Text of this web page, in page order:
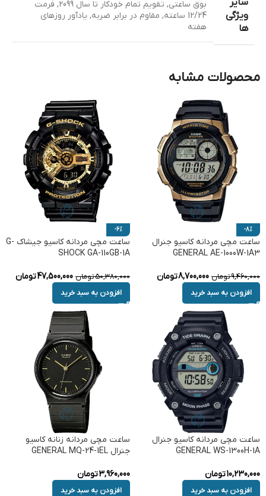
ویژگی
ها
بوق ساعتی, تقویم تمام خودکار تا سال 2099 , فرمت
12/24 ساعته
, مقاوم در برابر ضربه, یادآور روزهای
هفته
محصولات مشابه
-8%
ساعت مچی مردانه کاسیو جنرال
GENERAL AE-1000W-1A3
9,460,000تومان 8,700,000تومان
افزودن به سبد خرید
-6%
ساعت مچی مردانه کاسیو جیشاک G-
SHOCK GA-110GB-1A
50,380,000تومان 47,500,000تومان
افزودن به سبد خرید
ساعت مچی مردانه کاسیو جنرال
GENERAL WS-1300H-1A
10,230,000تومان
افزودن به سبد خرید
ساعت مچی مردانه زنانه کاسیو
جنرال GENERAL MQ-24-1EL
3,960,000تومان
افزودن به سبد خرید